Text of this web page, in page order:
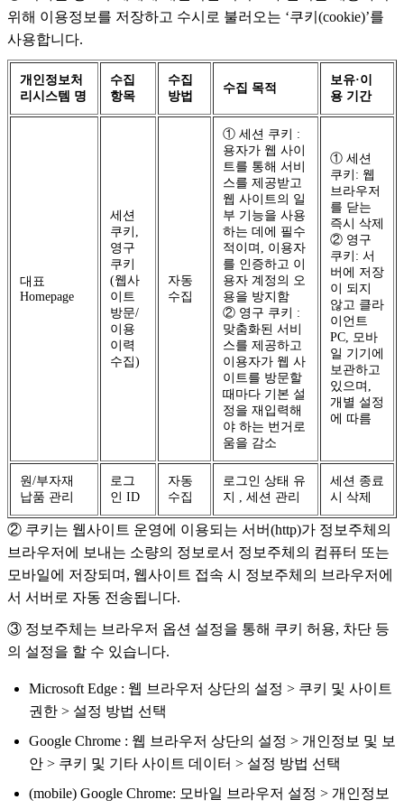
위해 이용정보를 저장하고 수시로 불러오는 ‘쿠키(cookie)’를
사용합니다.
개인정보처
리시스템 명
수집
항목
수집
방법
수집 목적
보유·이
용 기간
대표
Homepage
세션
쿠키,
영구
쿠키
(웹사
이트
방문/
이용
이력
수집)
자동
수집
① 세션 쿠키 :
용자가 웹 사이
트를 통해 서비
스를 제공받고
웹 사이트의 일
부 기능을 사용
하는 데에 필수
적이며, 이용자
를 인증하고 이
용자 계정의 오
용을 방지함
② 영구 쿠키 :
맞춤화된 서비
스를 제공하고
이용자가 웹 사
이트를 방문할
때마다 기본 설
정을 재입력해
야 하는 번거로
움을 감소
① 세션
쿠키: 웹
브라우저
를 닫는
즉시 삭제
② 영구
쿠키: 서
버에 저장
이 되지
않고 클라
이언트
PC, 모바
일 기기에
보관하고
있으며,
개별 설정
에 따름
원/부자재
납품 관리
로그
인 ID
자동
수집
로그인 상태 유
지 , 세션 관리
세션 종료
시 삭제
② 쿠키는 웹사이트 운영에 이용되는 서버(http)가 정보주체의
브라우저에 보내는 소량의 정보로서 정보주체의 컴퓨터 또는
모바일에 저장되며, 웹사이트 접속 시 정보주체의 브라우저에
서 서버로 자동 전송됩니다.
③ 정보주체는 브라우저 옵션 설정을 통해 쿠키 허용, 차단 등
의 설정을 할 수 있습니다.
Microsoft Edge : 웹 브라우저 상단의 설정 > 쿠키 및 사이트
권한 > 설정 방법 선택
Google Chrome : 웹 브라우저 상단의 설정 > 개인정보 및 보
안 > 쿠키 및 기타 사이트 데이터 > 설정 방법 선택
(mobile) Google Chrome: 모바일 브라우저 설정 > 개인정보